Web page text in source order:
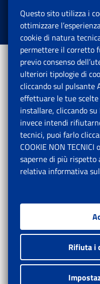
Istituto
Tutti i
Questo sito utilizza i
ottimizzare
cookie di natura
permettere il corretto
previo consenso
ulteriori tipologie di
cliccando sul pulsante
effettuare le tue
installare, cliccando su
invece intendi
tecnici, puoi farlo
COOKIE NON
saperne di più rispetto
relativa informativa
Rifiuta i